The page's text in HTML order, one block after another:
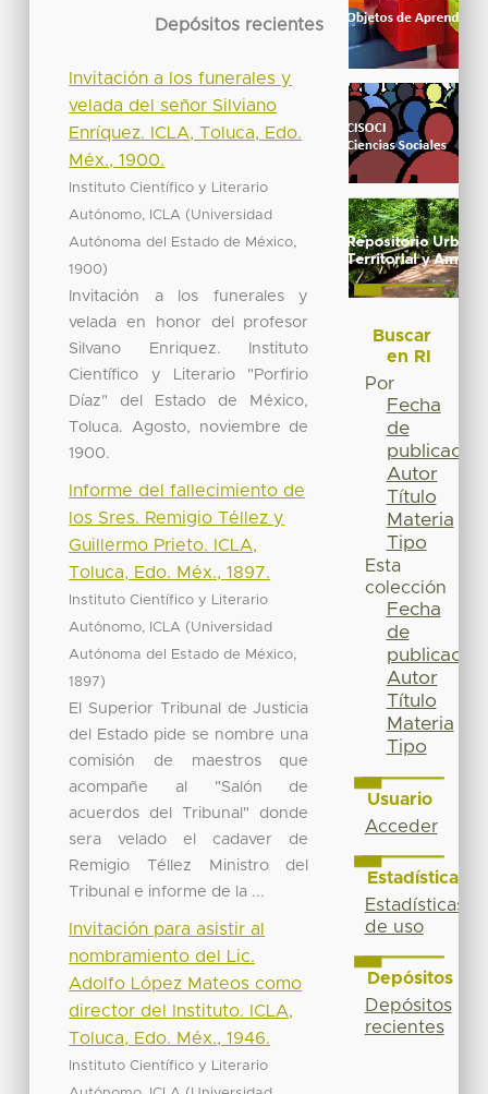
Depósitos recientes
Invitación a los funerales y
velada del señor Silviano
Enríquez. ICLA, Toluca, Edo.
Méx., 1900.
Instituto Científico y Literario
Autónomo, ICLA (Universidad
Autónoma del Estado de México,
1900)
Invitación a los funerales y
velada en honor del profesor
Silvano Enriquez. Instituto
Científico y Literario "Porfirio
Díaz" del Estado de México,
Toluca. Agosto, noviembre de
1900.
Informe del fallecimiento de
los Sres. Remigio Téllez y
Guillermo Prieto. ICLA,
Toluca, Edo. Méx., 1897.
Instituto Científico y Literario
Autónomo, ICLA (Universidad
Autónoma del Estado de México,
1897)
El Superior Tribunal de Justicia
del Estado pide se nombre una
comisión de maestros que
acompañe al "Salón de
acuerdos del Tribunal" donde
sera velado el cadaver de
Remigio Téllez Ministro del
Tribunal e informe de la ...
Invitación para asistir al
nombramiento del Lic.
Adolfo López Mateos como
director del Instituto. ICLA,
Toluca, Edo. Méx., 1946.
Instituto Científico y Literario
Buscar
en RI
Por
Fecha
de
publicación
Autor
Título
Materia
Tipo
Esta
colección
Fecha
de
publicación
Autor
Título
Materia
Tipo
Usuario
Acceder
Estadísticas
Estadísticas
de uso
Depósitos
Depósitos
recientes